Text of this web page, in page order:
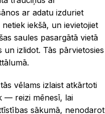
ar adatu izduriet
iekšā, un ievietojiet
saules pasargātā vietā
izlidot. Tās pārvietosies
vēlams izlaist atkārtoti
— reizi mēnesī, lai
sākumā, nenodarot